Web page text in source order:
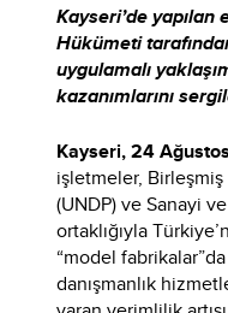
Kayseri’de
Hükümeti
uygulamalı
kazanımlarını
Kayseri, 24
işletmeler, Birleşmiş
(UNDP) ve Sanayi
ortaklığıyla
“model
danışmanlık